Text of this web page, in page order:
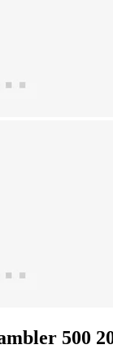
500